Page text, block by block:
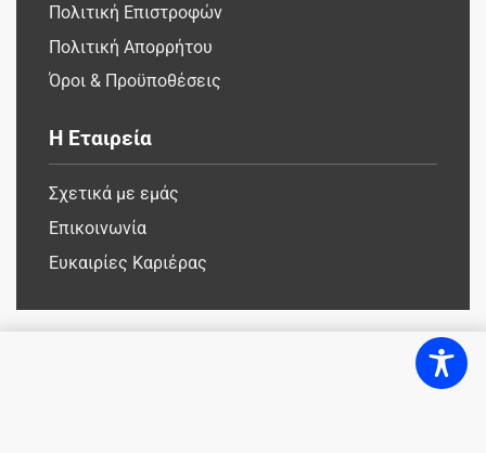
Πολιτική Επιστροφών
Πολιτική Απορρήτου
Όροι & Προϋποθέσεις
Η Εταιρεία
Σχετικά με εμάς
Επικοινωνία
Ευκαιρίες Καριέρας